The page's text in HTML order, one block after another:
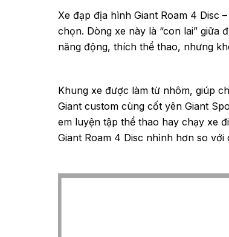
Xe đạp địa hình Giant Roam 4 Disc
chọn. Dòng xe này là “con lai”
năng động, thích thể thao, nhưng
Khung xe được làm từ nhôm, giúp
Giant custom cùng cốt yên Giant
em luyện tập thể thao hay chạy xe
Giant Roam 4 Disc nhỉnh hơn so với